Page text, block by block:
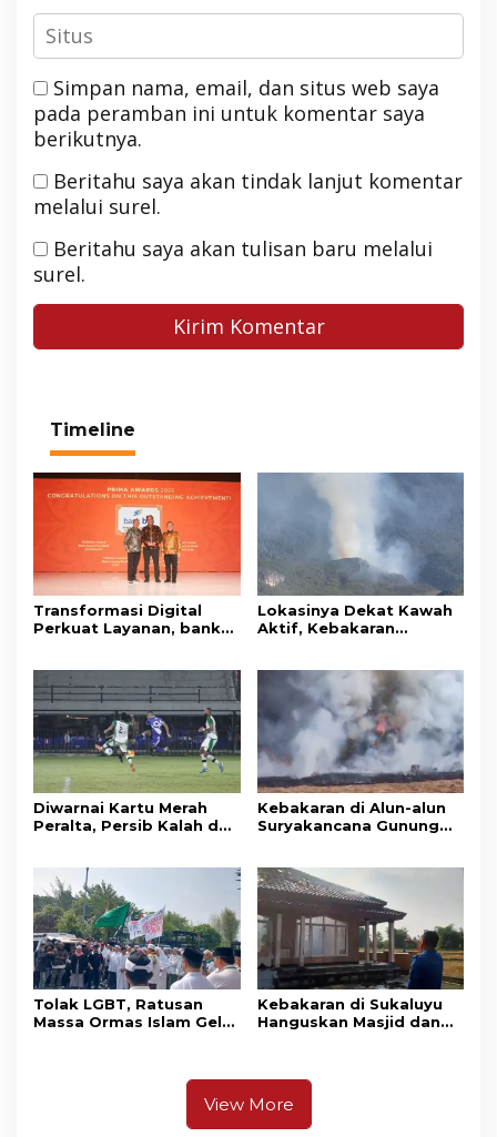
Simpan nama, email, dan situs web saya
pada peramban ini untuk komentar saya
berikutnya.
Beritahu saya akan tindak lanjut komentar
melalui surel.
Beritahu saya akan tulisan baru melalui
surel.
Timeline
Transformasi Digital
Perkuat Layanan, bank
Awards 2026
Lokasinya Dekat Kawah
Aktif, Kebakaran
Pangrango
Diwarnai Kartu Merah
Peralta, Persib Kalah dari
Kebakaran di Alun-alun
Suryakancana Gunung
Masih Bersiaga
Tolak LGBT, Ratusan
Massa Ormas Islam Gelar
Kebakaran di Sukaluyu
Hanguskan Masjid dan
View More